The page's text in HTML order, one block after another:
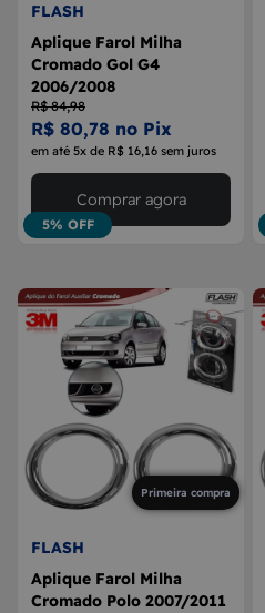
FLASH
Aplique Farol Milha
Cromado Gol G4
2006/2008
R$ 84,98
R$ 80,78 no Pix
em até 5x de R$ 16,16 sem juros
5% OFF
Comprar agora
Primeira compra
FLASH
Aplique Farol Milha
Cromado Polo 2007/2011